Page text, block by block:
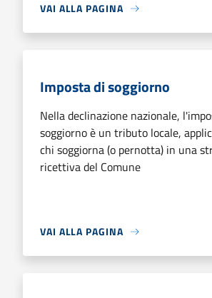
VAI ALLA PAGINA
Imposta di soggiorno
Nella declinazione nazionale,
soggiorno è un tributo locale,
chi soggiorna (o pernotta) in una
ricettiva del Comune
VAI ALLA PAGINA